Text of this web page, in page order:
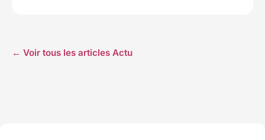
← Voir tous les articles Actu